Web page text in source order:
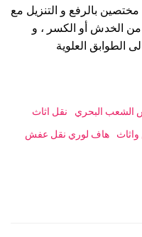
مختصين بالرفع و التنزيل مع
من الخدش أو الكسر ، و
الطوابق العلوية
البحري
نقل اثاث
هاف لوري نقل عفش